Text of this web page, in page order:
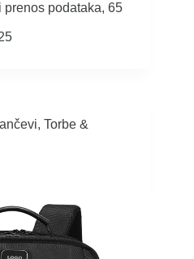
podataka, 65
, Torbe &